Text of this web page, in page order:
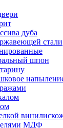
дуба
стали
шпон
МДФ